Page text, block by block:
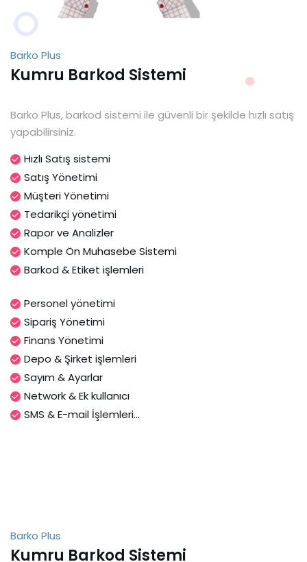
Barko Plus
Kumru Barkod Sistemi
Barko Plus, barkod sistemi ile güvenli bir şekilde hızlı satış
yapabilirsiniz.
Hızlı Satış sistemi
Satış Yönetimi
Müşteri Yönetimi
Tedarikçi yönetimi
Rapor ve Analizler
Komple Ön Muhasebe Sistemi
Barkod & Etiket işlemleri
Personel yönetimi
Sipariş Yönetimi
Finans Yönetimi
Depo & Şirket işlemleri
Sayım & Ayarlar
Network & Ek kullanıcı
SMS & E-mail İşlemleri...
Barko Plus
Kumru Barkod Sistemi